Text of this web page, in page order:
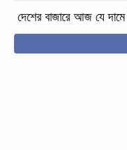
দেশের বাজারে আজ যে দামে